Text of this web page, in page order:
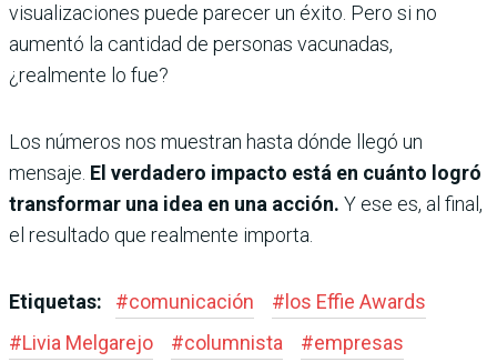
visuali­zaciones puede parecer un éxito. Pero si no
aumentó la cantidad de personas vacunadas,
¿realmente lo fue?
Los números nos muestran hasta dónde llegó un
mensaje. El verdadero impacto está en cuánto logró
transformar una idea en una acción. Y ese es, al final,
el re­sultado que realmente importa.
Etiquetas: #comunicación # los Effie Awards
#Livia Melgarejo #columnista #empresas